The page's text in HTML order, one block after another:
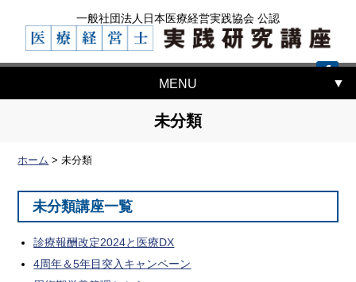
一般社団法人日本医療経営実践協会 公認
MENU
未分類
ホーム >未分類
未分類講座一覧
診療報酬改定2024と医療DX
4周年＆5年目突入キャンペーン